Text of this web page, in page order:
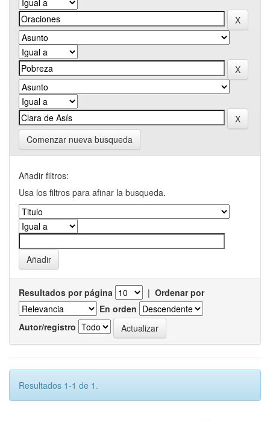
Comenzar nueva busqueda
Añadir filtros:
Usa los filtros para afinar la busqueda.
Resultados por página | Ordenar por
En orden
Autor/registro
Resultados 1-1 de 1.